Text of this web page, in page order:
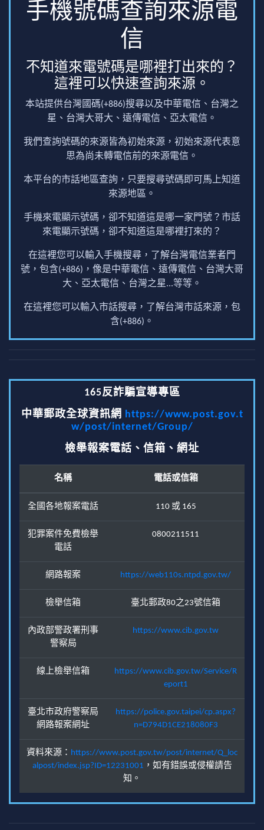
手機號碼查詢來源電
信
不知道來電號碼是哪裡打出來的？
這裡可以快速查詢來源。
本站提供台灣國碼(+886)搜尋以及中華電信、台灣之
星、台灣大哥大、遠傳電信、亞太電信。
我們查詢號碼的來源皆為初始來源，初始來源代表意
思為尚未轉電信前的來源電信。
本平台的市話地區查詢，只要搜尋號碼即可馬上知道
來源地區。
手機來電顯示號碼，卻不知道這是哪一家門號？市話
來電顯示號碼，卻不知道這是哪裡打來的？
在這裡您可以輸入手機搜尋，了解台灣電信業者門
號，包含(+886)，像是中華電信、遠傳電信、台灣大哥
大、亞太電信、台灣之星...等等。
在這裡您可以輸入市話搜尋，了解台灣市話來源，包
含(+886)。
165反詐騙宣導專區
中華郵政全球資訊網 https://www.post.gov.t
w/post/internet/Group/
檢舉報案電話、信箱、網址
名稱 電話或信箱
全國各地報案電話 110 或 165
犯罪案件免費檢舉
電話
0800211511
網路報案 https://web110s.ntpd.gov.tw/
檢舉信箱 臺北郵政80之23號信箱
內政部警政署刑事
警察局
https://www.cib.gov.tw
線上檢舉信箱
https://www.cib.gov.tw/Service/R
eport1
臺北市政府警察局
網路報案網址
https://police.gov.taipei/cp.aspx?
n=D794D1CE218080F3
資料來源： https://www.post.gov.tw/post/internet/Q_loc
alpost/index.jsp?ID=12231001 ，如有錯誤或侵權請告
知。